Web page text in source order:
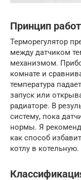
Принцип
Терморегулятор
между датчиком
механизмом.
комнате и
температура
запуск или
радиаторе. В
систему, пока
нормы. Я
как способ
котлу в котельную.